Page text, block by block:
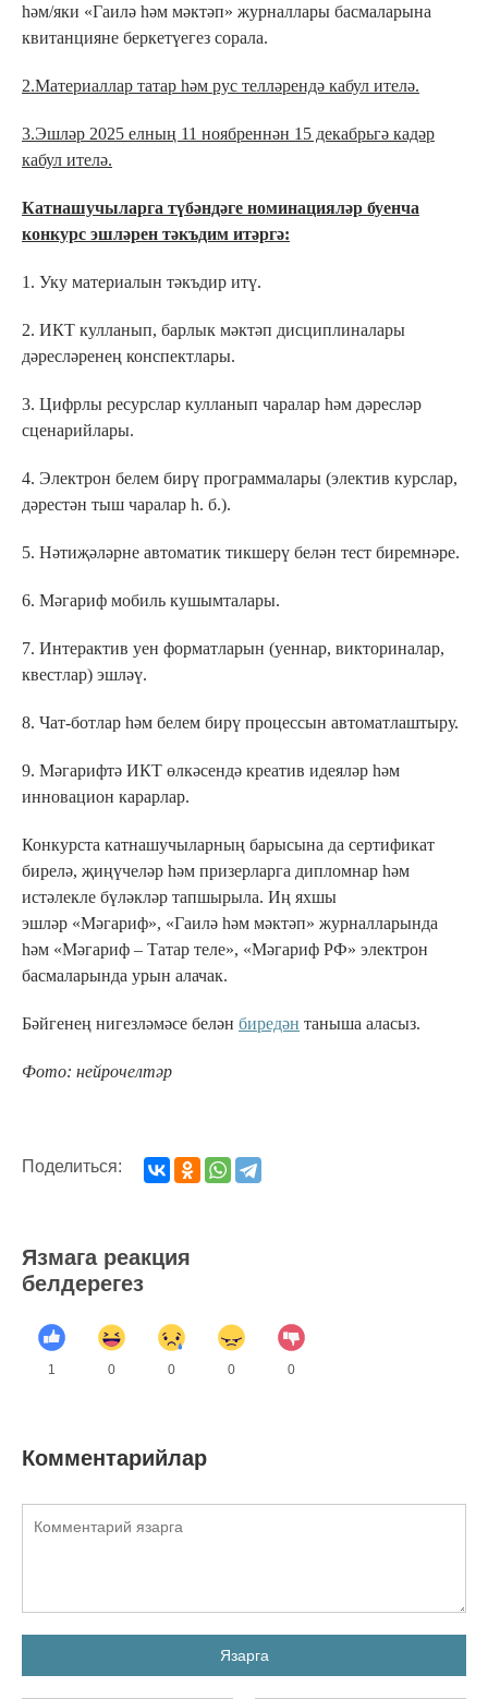
һәм/яки «Гаилә һәм мәктәп» журналлары басмаларына
квитанцияне беркетүегез сорала.
2.Материаллар татар һәм рус телләрендә кабул ителә.
3.Эшләр 2025 елның 11 ноябреннән 15 декабрьгә кадәр
кабул ителә.
Катнашучыларга түбәндәге номинацияләр буенча
конкурс эшләрен тәкъдим итәргә:
1. Уку материалын тәкъдир итү.
2. ИКТ кулланып, барлык мәктәп дисциплиналары
дәресләренең конспектлары.
3. Цифрлы ресурслар кулланып чаралар һәм дәресләр
сценарийлары.
4. Электрон белем бирү программалары (электив курслар,
дәрестән тыш чаралар һ. б.).
5. Нәтиҗәләрне автоматик тикшерү белән тест биремнәре.
6. Мәгариф мобиль кушымталары.
7. Интерактив уен форматларын (уеннар, викториналар,
квестлар) эшләү.
8. Чат-ботлар һәм белем бирү процессын автоматлаштыру.
9. Мәгарифтә ИКТ өлкәсендә креатив идеяләр һәм
инновацион карарлар.
Конкурста катнашучыларның барысына да сертификат
бирелә, җиңүчеләр һәм призерларга дипломнар һәм
истәлекле бүләкләр тапшырыла. Иң яхшы
эшләр «Мәгариф», «Гаилә һәм мәктәп» журналларында
һәм «Мәгариф – Татар теле», «Мәгариф РФ» электрон
басмаларында урын алачак.
Бәйгенең нигезләмәсе белән биредән таныша аласыз.
Фото: нейрочелтәр
Поделиться:
Язмага реакция
белдерегез
1 0 0 0 0
Комментарийлар
Язарга